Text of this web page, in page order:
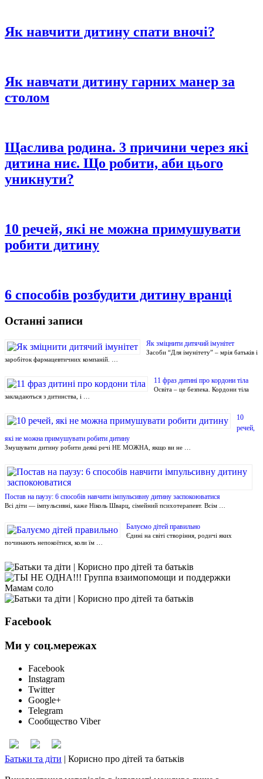
Як навчити дитину спати вночі?
Як навчати дитину гарних манер за
столом
Щаслива родина. 3 причини через які
дитина ниє. Що робити, аби цього
уникнути?
10 речей, які не можна примушувати
робити дитину
6 способів розбудити дитину вранці
Останні записи
Як зміцнити дитячий імунітет
Засоби “Для імунітету” – мрія батьків і
заробіток фармацевтичних компаній. …
11 фраз дитині про кордони тіла
Освіта – це безпека. Кордони тіла
закладаються з дитинства, і …
10
речей,
які не можна примушувати робити дитину
Змушувати дитину робити деякі речі НЕ МОЖНА, якщо ви не …
Постав на паузу: 6 способів навчити імпульсивну дитину заспокоюватися
Всі діти — імпульсивні, каже Ніколь Шварц, сімейний психотерапевт. Всім …
Балуємо дітей правильно
Єдині на світі створіння, родичі яких
починають непокоїтися, коли їм …
Facebook
Ми у соц.мережах
Facebook
Instagram
Twitter
Google+
Telegram
Сообщество Viber
Батьки та діти | Корисно про дітей та батьків